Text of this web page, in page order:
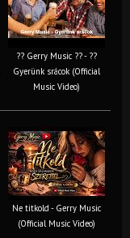
?? Gerry Music ?? - ??
Gyerünk srácok (Official
Music Video)
Ne titkold - Gerry Music
(Official Music Video)